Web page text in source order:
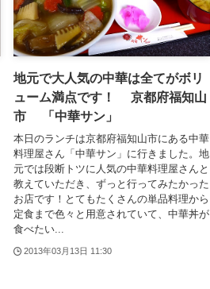
地元で大人気の中華は全てがボリ
ューム満点です！ 京都府福知山
市 「中華サン」
本日のランチは京都府福知山市にある中華
料理屋さん「中華サン」に行きました。地
元では段断トツに人気の中華料理屋さんと
教えていただき、ずっと行ってみたかった
お店です！とてもたくさんの単品料理から
定食まで色々と用意されていて、中華丼が
食べたい...
2013年03月13日 11:30